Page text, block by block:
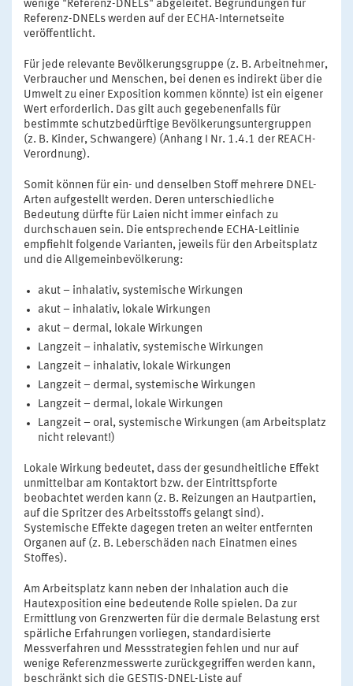
wenige "Referenz-DNELs" abgeleitet. Begründungen für
Referenz-DNELs werden auf der ECHA-Internetseite
veröffentlicht.
Für jede relevante Bevölkerungsgruppe (z. B. Arbeitnehmer,
Verbraucher und Menschen, bei denen es indirekt über die
Umwelt zu einer Exposition kommen könnte) ist ein eigener
Wert erforderlich. Das gilt auch gegebenenfalls für
bestimmte schutzbedürftige Bevölkerungsuntergruppen
(z. B. Kinder, Schwangere) (Anhang I Nr. 1.4.1 der REACH-
Verordnung).
Somit können für ein- und denselben Stoff mehrere DNEL-
Arten aufgestellt werden. Deren unterschiedliche
Bedeutung dürfte für Laien nicht immer einfach zu
durchschauen sein. Die entsprechende ECHA-Leitlinie
empfiehlt folgende Varianten, jeweils für den Arbeitsplatz
und die Allgemeinbevölkerung:
akut – inhalativ, systemische Wirkungen
akut – inhalativ, lokale Wirkungen
akut – dermal, lokale Wirkungen
Langzeit – inhalativ, systemische Wirkungen
Langzeit – inhalativ, lokale Wirkungen
Langzeit – dermal, systemische Wirkungen
Langzeit – dermal, lokale Wirkungen
Langzeit – oral, systemische Wirkungen (am Arbeitsplatz
nicht relevant!)
Lokale Wirkung bedeutet, dass der gesundheitliche Effekt
unmittelbar am Kontaktort bzw. der Eintrittspforte
beobachtet werden kann (z. B. Reizungen an Hautpartien,
auf die Spritzer des Arbeitsstoffs gelangt sind).
Systemische Effekte dagegen treten an weiter entfernten
Organen auf (z. B. Leberschäden nach Einatmen eines
Stoffes).
Am Arbeitsplatz kann neben der Inhalation auch die
Hautexposition eine bedeutende Rolle spielen. Da zur
Ermittlung von Grenzwerten für die dermale Belastung erst
spärliche Erfahrungen vorliegen, standardisierte
Messverfahren und Messstrategien fehlen und nur auf
wenige Referenzmesswerte zurückgegriffen werden kann,
beschränkt sich die GESTIS-DNEL-Liste auf